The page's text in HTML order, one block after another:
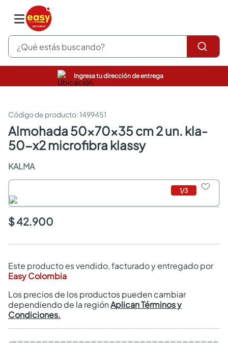
¿Qué estás buscando?
Ingresa tu dirección de entrega
:1499451
almohada 50x70x35 cm 2 un. kla-
50-x2 microfibra klassy
KALMA
1/3
$ 42.900
Este producto es vendido, facturado y entregado por
Easy Colombia
Los precios de los productos pueden cambiar
dependiendo de la regiónAplican Términos y
Condiciones.
pinturas
sanitarios
comedor
escritorio
comedores
armarios closet